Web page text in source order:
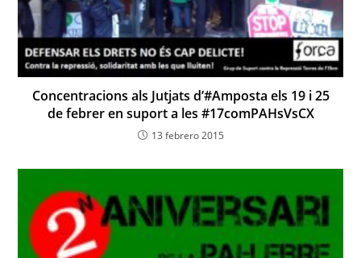
Concentracions als Jutjats d’#Amposta els 19 i 25
de febrer en suport a les #17comPAHsVsCX
13 febrero 2015